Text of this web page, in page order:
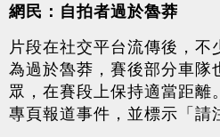
網民：自拍者過於魯莽
片段在社交平台流傳後，不
為過於魯莽，賽後部分車隊
眾，在賽段上保持適當距離
專頁報道事件，並標示「請